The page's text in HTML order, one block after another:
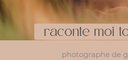
raconte moi
photographe de